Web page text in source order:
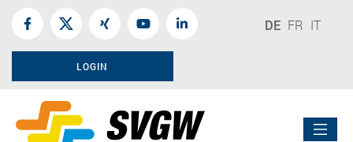
DE FR IT
LOGIN